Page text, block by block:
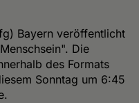
Bayern veröffentlicht
Die
des Formats
Sonntag um 6:45